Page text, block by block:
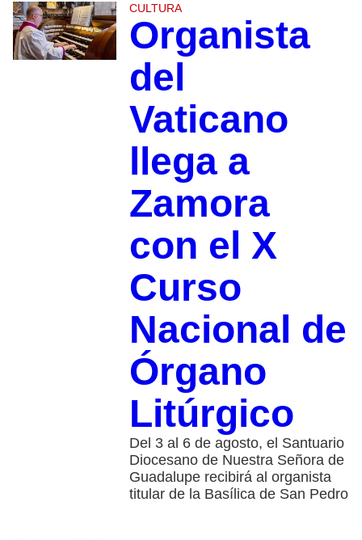
CULTURA
Organista
del
Vaticano
llega a
Zamora
con el X
Curso
Nacional de
Órgano
Litúrgico
Del 3 al 6 de agosto, el Santuario
Diocesano de Nuestra Señora de
Guadalupe recibirá al organista
titular de la Basílica de San Pedro